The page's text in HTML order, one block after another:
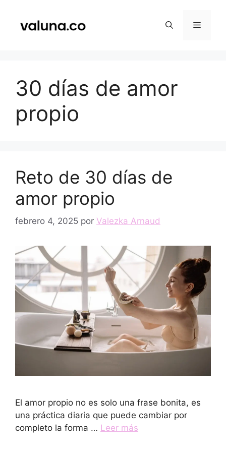
contenido
Menú
30 días de amor
propio
Reto de 30 días de
amor propio
febrero 4, 2025 por Valezka Arnaud
El amor propio no es solo una frase bonita, es
una práctica diaria que puede cambiar por
completo la forma … Leer más